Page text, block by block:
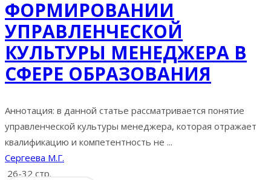
ФОРМИРОВАНИИ
УПРАВЛЕНЧЕСКОЙ
КУЛЬТУРЫ МЕНЕДЖЕРА В
СФЕРЕ ОБРАЗОВАНИЯ
Аннотация: в данной статье рассматривается понятие
управленческой культуры менеджера, которая отражает
квалификацию и компетентность не ...
Сергеева М.Г.
26-32 стр.